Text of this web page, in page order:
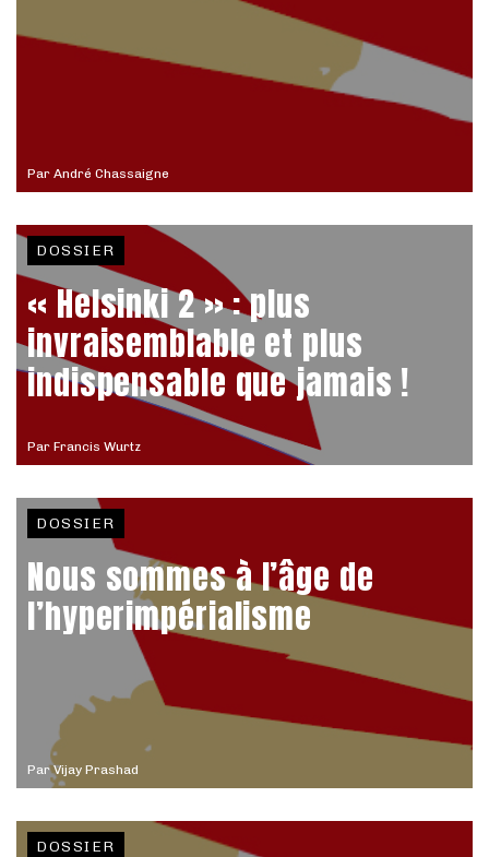
Par André Chassaigne
Par Francis Wurtz
DOSSIER
« Helsinki 2 » : plus
invraisemblable et plus
indispensable que jamais !
ParVijay Prashad
DOSSIER
Nous sommes à l’âge de
l’hyperimpérialisme
DOSSIER